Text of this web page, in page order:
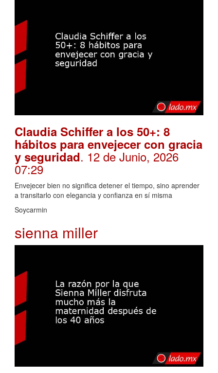
Claudia Schiffer a los 50+: 8
hábitos para envejecer con gracia
y seguridad. 12 de Junio, 2026
07:29
Envejecer bien no significa detener el tiempo, sino aprender
a transitarlo con elegancia y confianza en sí misma
Soycarmin
sienna miller